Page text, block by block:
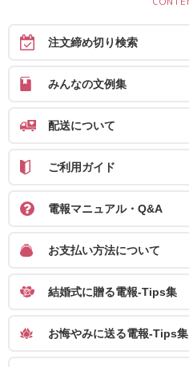
注文締め切り検索
みんなの文例集
配送について
ご利用ガイド
電報マニュアル・Q&A
お支払い方法について
結婚式に贈る電報-Tips集
お悔やみに送る電報-Tips集